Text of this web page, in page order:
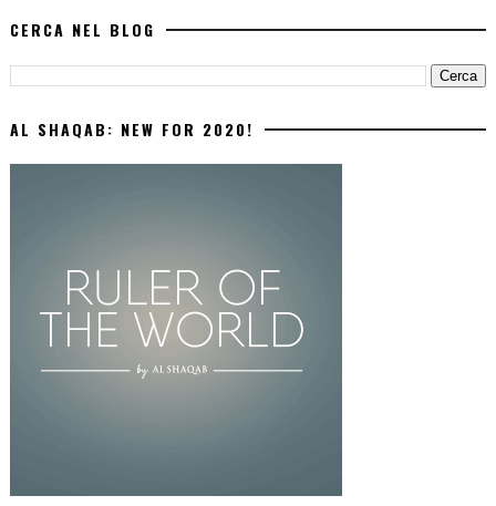
CERCA NEL BLOG
AL SHAQAB: NEW FOR 2020!